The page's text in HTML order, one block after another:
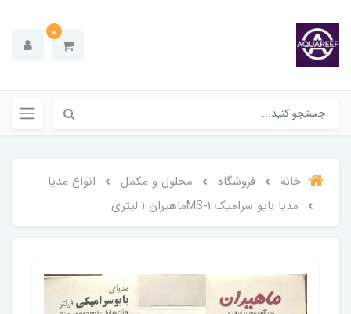
0
خانه فروشگاه محلول و مکمل
انواع مدیا
مدیا بایو سرامیک MS-1ماهیران 1 لیتری